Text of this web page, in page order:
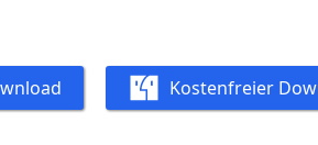
Kostenfreier